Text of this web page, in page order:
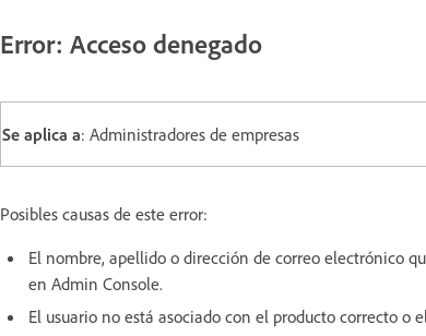
Error: Acceso denegado
Se aplica a: Administradores de empresas
Posibles causas de este error:
El nombre, apellido o dirección de correo electrónico
en Admin Console.
El usuario no está asociado con el producto correcto o